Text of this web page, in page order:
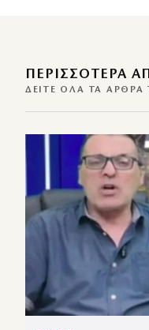
ΠΕΡΙΣΣΌΤΕΡΑ
ΔΕΊΤΕ ΌΛΑ ΤΑ ΆΡΘΡΑ